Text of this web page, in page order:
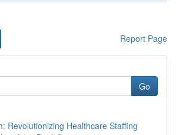
Report Page
Go
Revolutionizing Healthcare Staffing